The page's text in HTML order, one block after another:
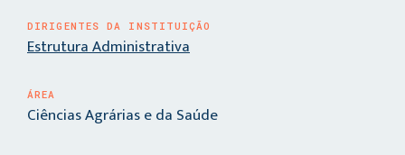
DIRIGENTES DA INSTITUIÇÃO
Estrutura Administrativa
ÁREA
Ciências Agrárias e da Saúde